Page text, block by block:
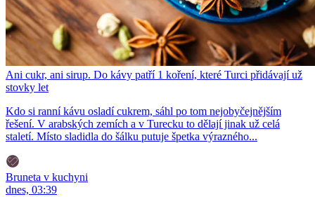
Ani cukr, ani sirup. Do kávy patří 1 koření, které Turci přidávají už
stovky let
Kdo si ranní kávu osladí cukrem, sáhl po tom nejobyčejnějším
řešení. V arabských zemích a v Turecku to dělají jinak už celá
staletí. Místo sladidla do šálku putuje špetka výrazného...
Bruneta v kuchyni
dnes, 03:39